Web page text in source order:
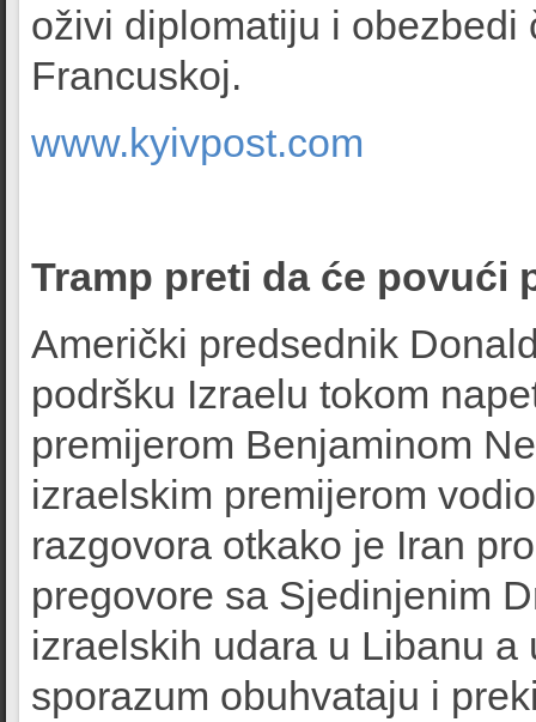
oživi diplomatiju i obezbedi
Francuskoj.
www.kyivpost.com
Tramp preti da će povući
Američki predsednik
podršku Izraelu tokom
premijerom Benjaminom
izraelskim premijerom
razgovora otkako je Iran
pregovore sa Sjedinjenim
izraelskih udara u Libanu
sporazum obuhvataju i